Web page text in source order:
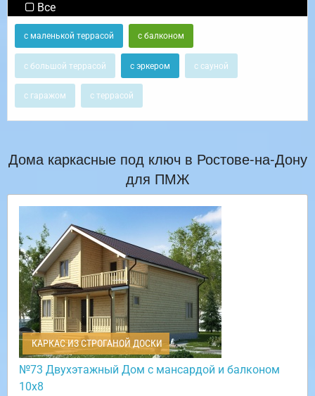
Все
с маленькой террасой с балконом
с большой террасой с эркером с сауной
с гаражом с террасой
Дома каркасные под ключ в Ростове-на-Дону
для ПМЖ
КАРКАС ИЗ СТРОГАНОЙ ДОСКИ
№73 Двухэтажный Дом с мансардой и балконом
10х8